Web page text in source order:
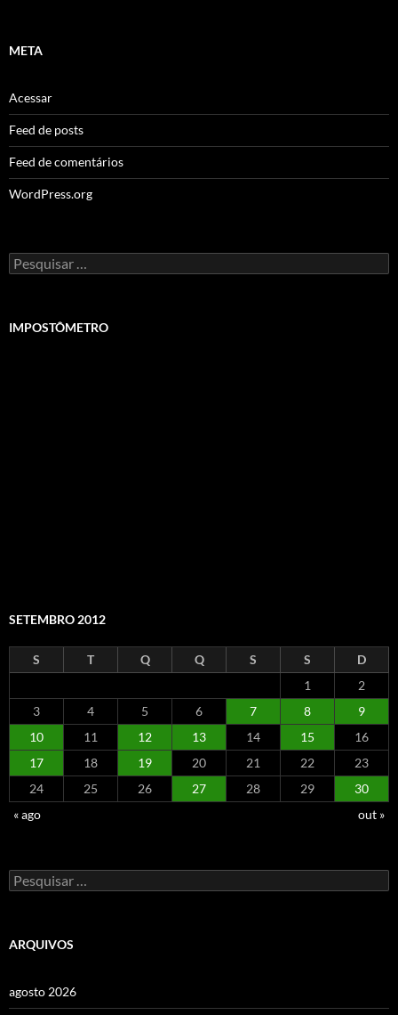
META
Acessar
Feed de posts
Feed de comentários
WordPress.org
Pesquisar
por:
IMPOSTÔMETRO
SETEMBRO 2012
S T Q Q S S
D
1
2
3
4 5 6 7 8
9
10
11 12 13 14 15
16
17
18 19 20 21 22
23
24
25 26 27 28 29
30
« ago
out »
Pesquisar
por:
ARQUIVOS
agosto 2026